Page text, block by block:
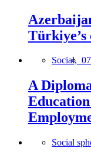
Social,
A
Social